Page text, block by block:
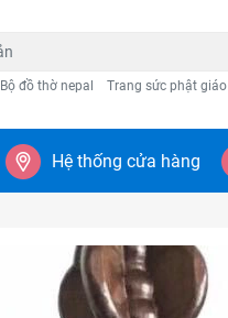
Bộ đồ thờ nepal Trang sức phật giáo
Hệ thống cửa hàng